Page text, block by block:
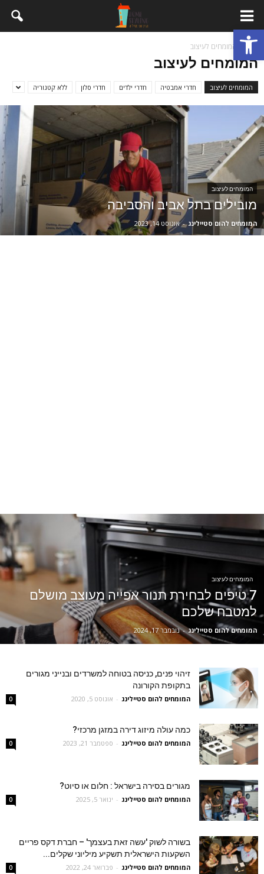
פתח סרגל נגישות
בית המומחים לעיצוב
המומחים לעיצוב
המומחים לעיצוב חדרי אמבטיה חדרי ילדים חדרי סלון ללא קטגוריה
המומחים לעיצוב
מובילים בתל אביב והסביבה
המומחים להום סטיילינג - אוגוסט 14, 2023
המומחים לעיצוב
7 טיפים לבחירת תנור אפייה מעוצב מושלם
למטבח שלכם
המומחים להום סטיילינג - נובמבר 17, 2024
זיהוי פנים, כניסה בטוחה למשרדים ובנייני מגורים
בתקופת הקורונה
המומחים להום סטיילינג - אוגוסט 5, 2020 0
כמה עולה מיזוג דירה במזגן מרכזי?
המומחים להום סטיילינג - ספטמבר 21, 2023 0
מגורים בסירה בישראל : חלום או סיוט?
המומחים להום סטיילינג - ינואר 5, 2025 0
בשורה לשוק 'עשה זאת בעצמך' – חברת דקס פריים
השקעות הישראלית תשקיע מיליוני שקלים...
המומחים להום סטיילינג - פברואר 24, 2022 0